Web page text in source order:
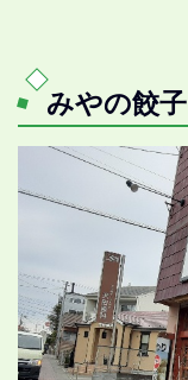
みやの餃子